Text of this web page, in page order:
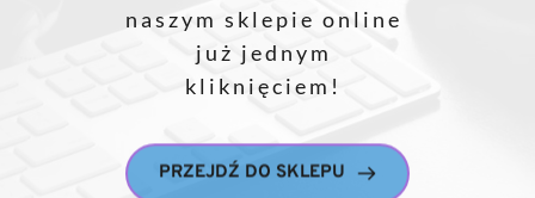
naszym sklepie online
już jednym
kliknięciem!